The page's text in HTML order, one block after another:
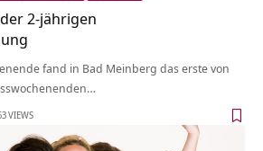
2-jährigen
fand in Bad Meinberg das erste von
VIEWS